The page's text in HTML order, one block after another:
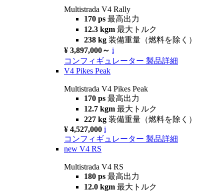
Multistrada V4 Rally
170 ps 最高出力
12.3 kgm 最大トルク
238 kg 装備重量（燃料を除く）
¥ 3,897,000～ i
コンフィギュレーター 製品詳細
V4 Pikes Peak
Multistrada V4 Pikes Peak
170 ps 最高出力
12.7 kgm 最大トルク
227 kg 装備重量（燃料を除く）
¥ 4,527,000 i
コンフィギュレーター 製品詳細
new V4 RS
Multistrada V4 RS
180 ps 最高出力
12.0 kgm 最大トルク